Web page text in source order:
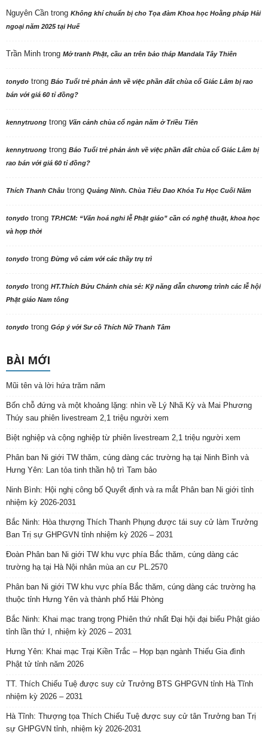
Nguyên Cần trong Không khí chuẩn bị cho Tọa đàm Khoa học Hoằng pháp Hải
ngoại năm 2025 tại Huế
Trần Minh trong Mở tranh Phật, cầu an trên bảo tháp Mandala Tây Thiên
tonydo trong Báo Tuổi trẻ phản ảnh về việc phần đất chùa cổ Giác Lâm bị rao
bán với giá 60 tỉ đồng?
kennytruong trong Vãn cảnh chùa cổ ngàn năm ở Triều Tiên
kennytruong trong Báo Tuổi trẻ phản ảnh về việc phần đất chùa cổ Giác Lâm bị
rao bán với giá 60 tỉ đồng?
Thích Thanh Châu trong Quảng Ninh. Chùa Tiêu Dao Khóa Tu Học Cuối Năm
tonydo trong TP.HCM: “Văn hoá nghi lễ Phật giáo” cần có nghệ thuật, khoa học
và hợp thời
tonydo trong Đừng vô cảm với các thầy trụ trì
tonydo trong HT.Thích Bửu Chánh chia sẻ: Kỹ năng dẫn chương trình các lễ hội
Phật giáo Nam tông
tonydo trong Góp ý với Sư cô Thích Nữ Thanh Tâm
BÀI MỚI
Mũi tên và lời hứa trăm năm
Bốn chỗ đứng và một khoảng lặng: nhìn về Lý Nhã Kỳ và Mai Phương
Thúy sau phiên livestream 2,1 triệu người xem
Biệt nghiệp và cộng nghiệp từ phiên livestream 2,1 triệu người xem
Phân ban Ni giới TW thăm, cúng dàng các trường hạ tại Ninh Bình và
Hưng Yên: Lan tỏa tinh thần hộ trì Tam bảo
Ninh Bình: Hội nghị công bố Quyết định và ra mắt Phân ban Ni giới tỉnh
nhiệm kỳ 2026-2031
Bắc Ninh: Hòa thượng Thích Thanh Phụng được tái suy cử làm Trưởng
Ban Trị sự GHPGVN tỉnh nhiệm kỳ 2026 – 2031
Đoàn Phân ban Ni giới TW khu vực phía Bắc thăm, cúng dàng các
trường hạ tại Hà Nội nhân mùa an cư PL.2570
Phân ban Ni giới TW khu vực phía Bắc thăm, cúng dàng các trường hạ
thuộc tỉnh Hưng Yên và thành phố Hải Phòng
Bắc Ninh: Khai mạc trang trọng Phiên thứ nhất Đại hội đại biểu Phật giáo
tỉnh lần thứ I, nhiệm kỳ 2026 – 2031
Hưng Yên: Khai mạc Trại Kiền Trắc – Họp bạn ngành Thiếu Gia đình
Phật tử tỉnh năm 2026
TT. Thích Chiếu Tuệ được suy cử Trưởng BTS GHPGVN tỉnh Hà Tĩnh
nhiệm kỳ 2026 – 2031
Hà Tĩnh: Thượng tọa Thích Chiếu Tuệ được suy cử tân Trưởng ban Trị
sự GHPGVN tỉnh, nhiệm kỳ 2026-2031